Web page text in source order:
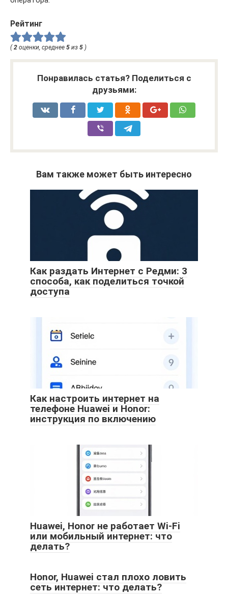
Рейтинг
( 2 оценки, среднее 5 из 5 )
Понравилась статья? Поделиться с
друзьями:
Вам также может быть интересно
Как раздать Интернет с Редми: 3
способа, как поделиться точкой
доступа
Как настроить интернет на
телефоне Huawei и Honor:
инструкция по включению
Huawei, Honor не работает Wi-Fi
или мобильный интернет: что
делать?
Honor, Huawei стал плохо ловить
сеть интернет: что делать?